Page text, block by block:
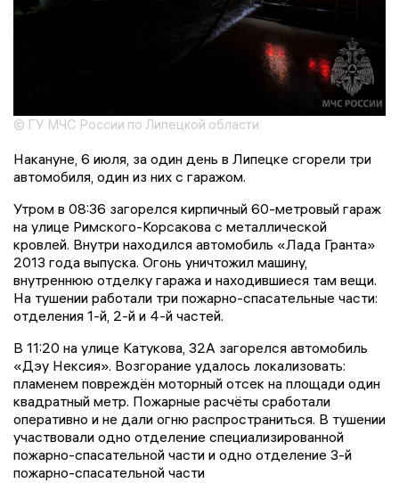
© ГУ МЧС России по Липецкой области
Накануне, 6 июля, за один день в Липецке сгорели три
автомобиля, один из них с гаражом.
Утром в 08:36 загорелся кирпичный 60-метровый гараж
на улице Римского-Корсакова с металлической
кровлей. Внутри находился автомобиль «Лада Гранта»
2013 года выпуска. Огонь уничтожил машину,
внутреннюю отделку гаража и находившиеся там вещи.
На тушении работали три пожарно-спасательные части:
отделения 1-й, 2-й и 4-й частей.
В 11:20 на улице Катукова, 32А загорелся автомобиль
«Дэу Нексия». Возгорание удалось локализовать:
пламенем повреждён моторный отсек на площади один
квадратный метр. Пожарные расчёты сработали
оперативно и не дали огню распространиться. В тушении
участвовали одно отделение специализированной
пожарно-спасательной части и одно отделение 3-й
пожарно-спасательной части